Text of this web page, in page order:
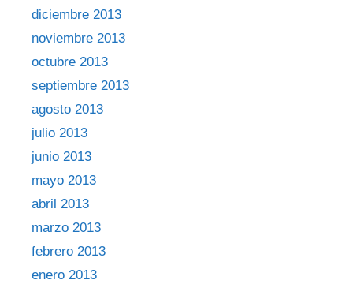
diciembre 2013
noviembre 2013
octubre 2013
septiembre 2013
agosto 2013
julio 2013
junio 2013
mayo 2013
abril 2013
marzo 2013
febrero 2013
enero 2013